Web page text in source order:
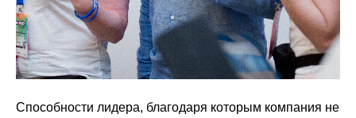
Способности лидера, благодаря которым компания не